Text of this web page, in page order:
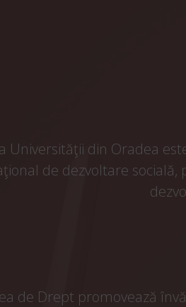
Universităţii din Oradea
de dezvoltare
de Drept promovează